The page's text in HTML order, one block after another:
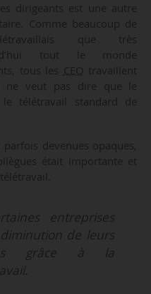
dirigeants est une autre
Comme beaucoup de
que très
tout le monde
tous les CEO travaillent
ne veut pas dire que le
le télétravail standard de
devenues opaques,
était importante et
entreprises
de leurs
grâce à la